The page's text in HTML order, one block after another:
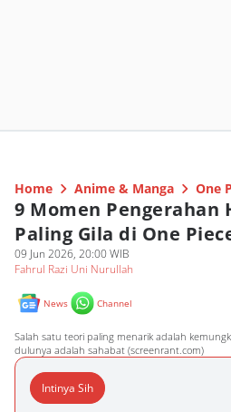
Home Anime & Manga One
9 Momen Pengerahan
Paling Gila di One
09 Jun 2026, 20:00 WIB
Fahrul Razi Uni Nurullah
News Channel
Salah satu teori paling menarik adalah
dulunya adalah sahabat (screenrant.com)
Intinya Sih